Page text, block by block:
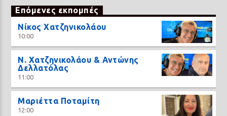
Επόμενες εκπομπές
Νίκος Χατζηνικολάου
10:00
N. Χατζηνικολάου & Αντώνης
Δελλατόλας
11:00
Μαριέττα Ποταμίτη
12:00